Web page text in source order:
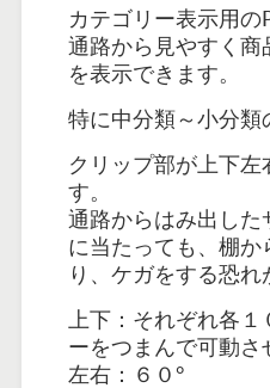
カテゴリー表示用の
通路から見やすく商
を表示できます。
特に中分類～小分類
クリップ部が上下左
す。
通路からはみ出した
に当たっても、棚か
り、ケガをする恐れ
上下：それぞれ各
ーをつまんで可動さ
左右：６０°